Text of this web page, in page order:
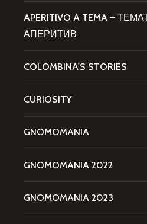
APERITIVO A TEMA –
АПЕРИТИВ
COLOMBINA'S STORIES
CURIOSITY
GNOMOMANIA
GNOMOMANIA 2022
GNOMOMANIA 2023